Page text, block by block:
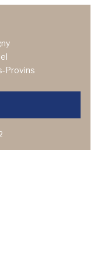
Provins